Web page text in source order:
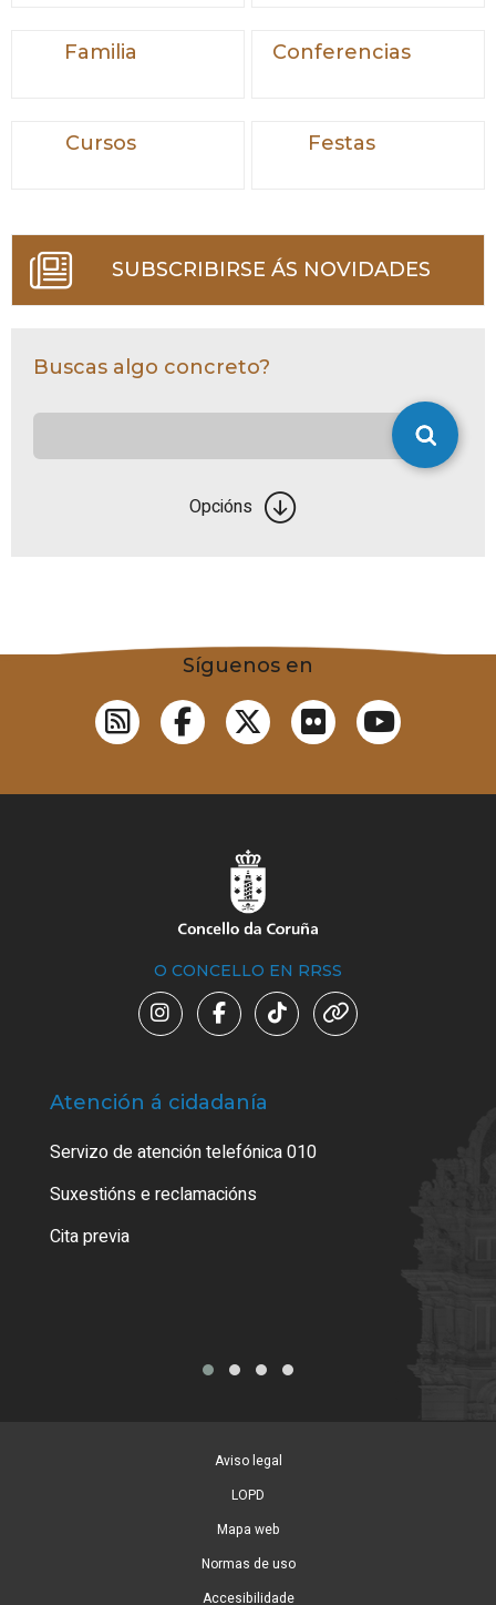
Familia Conferencias
Cursos Festas
SUBSCRIBIRSE ÁS NOVIDADES
Buscas algo concreto?
Opcións
Síguenos en
O CONCELLO EN RRSS
Atención á cidadanía
Servizo de atención telefónica 010
Suxestións e reclamacións
Cita previa
Aviso legal
LOPD
Mapa web
Normas de uso
Accesibilidade